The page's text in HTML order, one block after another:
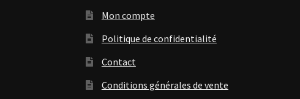
Mon compte
Politique de confidentialité
Contact
Conditions générales de vente